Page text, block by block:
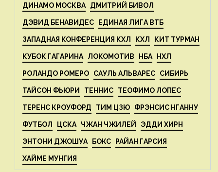
ДИНАМО МОСКВА ДМИТРИЙ БИВОЛ
ДЭВИД БЕНАВИДЕС ЕДИНАЯ ЛИГА ВТБ
ЗАПАДНАЯ КОНФЕРЕНЦИЯ КХЛ КХЛ КИТ ТУРМАН
КУБОК ГАГАРИНА ЛОКОМОТИВ НБА НХЛ
РОЛАНДО РОМЕРО САУЛЬ АЛЬВАРЕС СИБИРЬ
ТАЙСОН ФЬЮРИ ТЕННИС ТЕОФИМО ЛОПЕС
ТЕРЕНС КРОУФОРД ТИМ ЦЗЮ ФРЭНСИС НГАННУ
ФУТБОЛ ЦСКА ЧЖАН ЧЖИЛЕЙ ЭДДИ ХИРН
ЭНТОНИ ДЖОШУА БОКС РАЙАН ГАРСИЯ
ХАЙМЕ МУНГИЯ